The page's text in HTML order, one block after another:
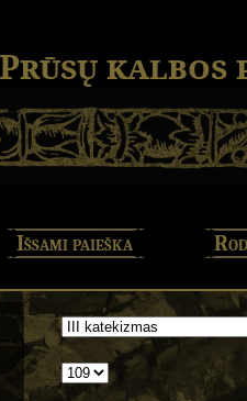
Prūsų kalbos
Išsami paieška